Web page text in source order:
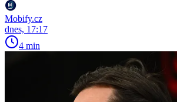
Mobify.cz
dnes, 17:17
4 min